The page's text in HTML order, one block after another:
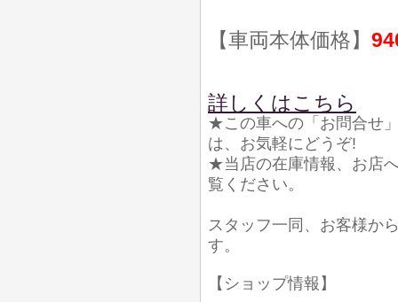
【車両本体価格】
詳しくはこちら
★この車への「お問合せ
は、お気軽にどうぞ!
★当店の在庫情報、お店
覧ください。
スタッフ一同、お客様か
す。
【ショップ情報】